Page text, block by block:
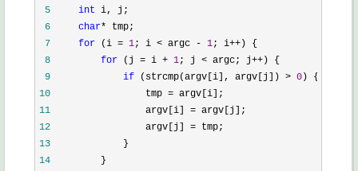
5
int
6
char*
7
for (i = 1; i < argc - 1; i++
8
for (j = i + 1; j < argc; j++
9
if (strcmp(argv[i], argv[j]) > 0
10
                 tmp =
11
                 argv[i] =
12
                 argv[j] =
13
14